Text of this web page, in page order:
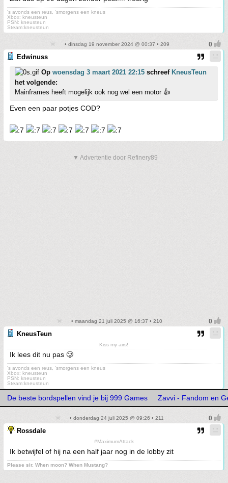
's avonds een reus, 'smorgens een kneus
Xbox: kneusteun
PSN: kneusteun
Steam:kneusteun
• dinsdag 19 november 2024 @ 00:37 • 209
Edwinuss
Op woensdag 3 maart 2021 22:15 schreef KneusTeun
het volgende:
Mainframes heeft mogelijk ook nog wel een motor 👍
Even een paar potjes COD?
▼ Advertentie door Refinery89
• maandag 21 juli 2025 @ 16:37 • 210
KneusTeun
Kiss my airs!
Ik lees dit nu pas 🥲
's avonds een reus, 'smorgens een kneus
Xbox: kneusteun
PSN: kneusteun
Steam:kneusteun
De beste bordspellen vind je bij 999 Games Zavvi - Fandom en
• donderdag 24 juli 2025 @ 09:26 • 211
Rossdale
#MaximumAttack
Ik betwijfel of hij na een half jaar nog in de lobby zit
Please sir. When moon? When Mustang?